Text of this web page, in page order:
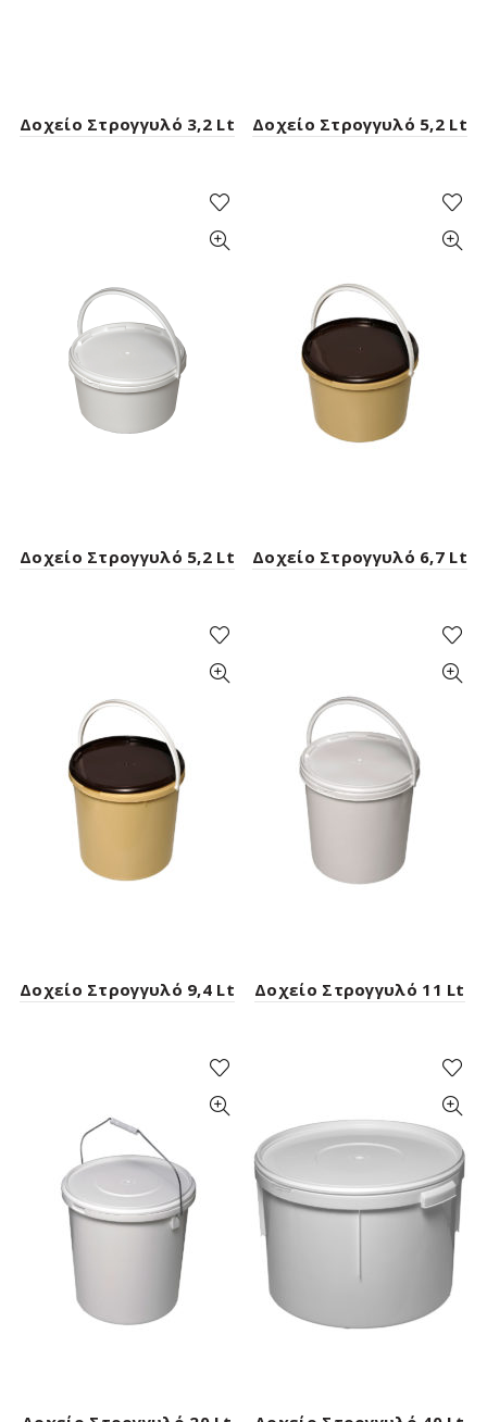
Δοχείο Στρογγυλό 3,2 Lt Δοχείο Στρογγυλό 5,2 Lt
Δοχείο Στρογγυλό 5,2 Lt Δοχείο Στρογγυλό 6,7 Lt
Δοχείο Στρογγυλό 9,4 Lt Δοχείο Στρογγυλό 11 Lt